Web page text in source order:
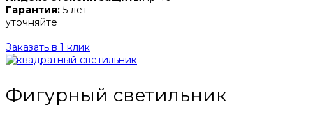
Гарантия: 5 лет
уточняйте
Заказать в 1 клик
Фигурный светильник